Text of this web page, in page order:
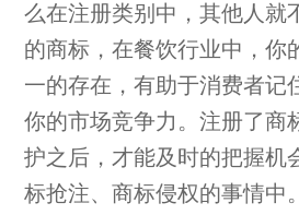
么在注册类别中，其他人就
的商标，在餐饮行业中，你
一的存在，有助于消费者记
你的市场竞争力。注册了商
护之后，才能及时的把握机
标抢注、商标侵权的事情中。